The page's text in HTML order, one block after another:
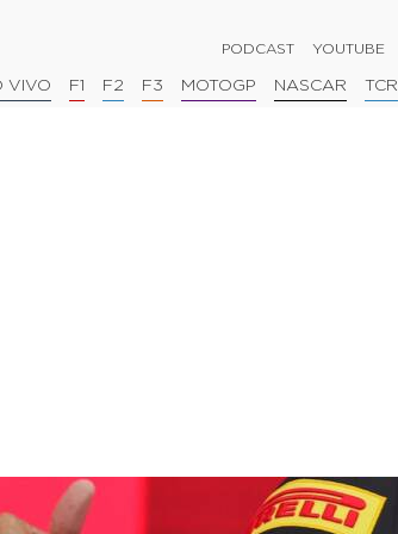
PODCAST YOUTUBE
VIVO F1 F2 F3 MOTOGP NASCAR TCR